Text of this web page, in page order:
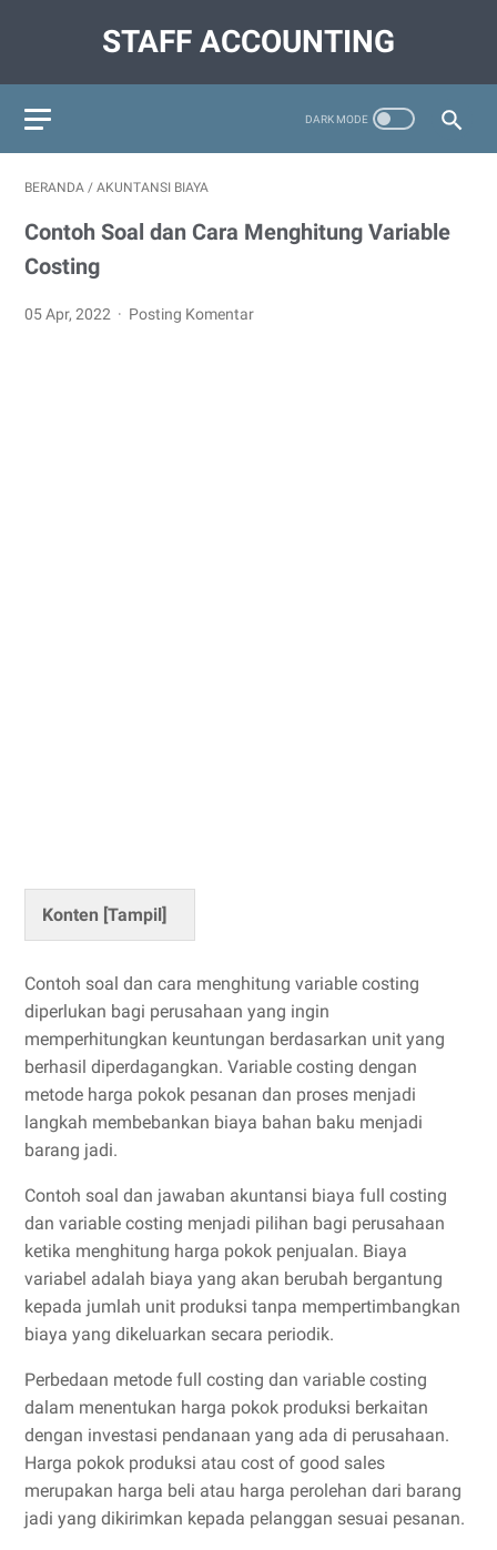
STAFF ACCOUNTING
BERANDA / AKUNTANSI BIAYA
Contoh Soal dan Cara Menghitung Variable
Costing
05 Apr, 2022 Posting Komentar
Konten [Tampil]
Contoh soal dan cara menghitung variable costing
diperlukan bagi perusahaan yang ingin
memperhitungkan keuntungan berdasarkan unit yang
berhasil diperdagangkan. Variable costing dengan
metode harga pokok pesanan dan proses menjadi
langkah membebankan biaya bahan baku menjadi
barang jadi.
Contoh soal dan jawaban akuntansi biaya full costing
dan variable costing menjadi pilihan bagi perusahaan
ketika menghitung harga pokok penjualan. Biaya
variabel adalah biaya yang akan berubah bergantung
kepada jumlah unit produksi tanpa mempertimbangkan
biaya yang dikeluarkan secara periodik.
Perbedaan metode full costing dan variable costing
dalam menentukan harga pokok produksi berkaitan
dengan investasi pendanaan yang ada di perusahaan.
Harga pokok produksi atau cost of good sales
merupakan harga beli atau harga perolehan dari barang
jadi yang dikirimkan kepada pelanggan sesuai pesanan.